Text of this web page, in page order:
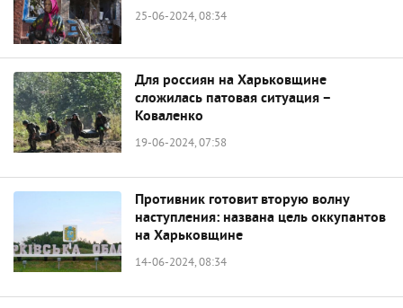
25-06-2024, 08:34
Для россиян на Харьковщине
сложилась патовая ситуация –
Коваленко
19-06-2024, 07:58
Противник готовит вторую волну
наступления: названа цель оккупантов
на Харьковщине
14-06-2024, 08:34